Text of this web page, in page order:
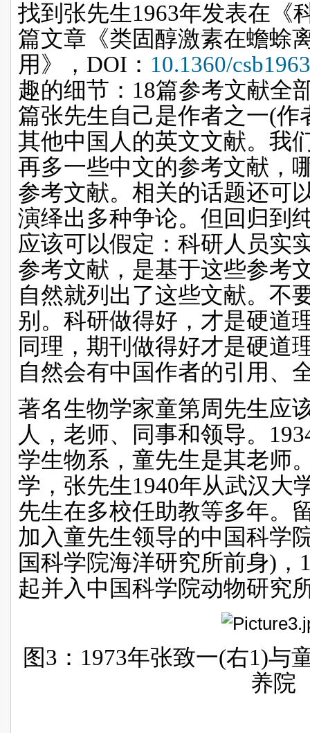
找到张先生1963年发表在《
篇文章《类固醇激素在蟾蜍
用 》， DOI ： 10.1360/
趣的细节： 18篇参考文献全
篇张先生自己是作者之一(作
其他中国人的英文文献。我
再多一些中文的参考文献，
参考文献。相关的话题还可
演绎出多种争论。但回归到
应该可以假定：科研人员实
参考文献，是基于这些参考
自然就列出了这些文献。不
别。科研做得好，才是硬道
同理，期刊做得好才是硬道
自然会有中国作者的引用、
著名生物学家童第周先生应
人，老师、同事和领导。
学生物系，童先生是其老师
学，张先生1940年从武汉大
先生在多校任助教等多年。
加入童先生领导的中国科学
国科学院海洋研究所前身) ，
起并入中国科学院动物研究
图 3 ： 1973年张致一(右1)与
养院